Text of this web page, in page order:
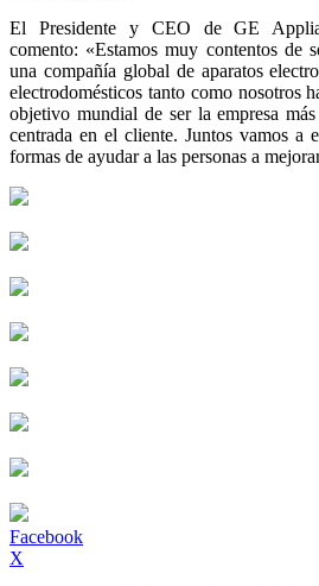
El Presidente y CEO de GE
comento: «Estamos muy contentos de
una compañía global de aparatos
electrodomésticos tanto como nosotros
objetivo mundial de ser la empresa
centrada en el cliente. Juntos vamos a
formas de ayudar a las personas a
Facebook
X